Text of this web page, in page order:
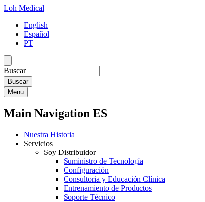
Loh Medical
English
Español
PT
Buscar
Menu
Main Navigation ES
Nuestra Historia
Servicios
Soy Distribuidor
Suministro de Tecnología
Configuración
Consultoria y Educación Clínica
Entrenamiento de Productos
Soporte Técnico